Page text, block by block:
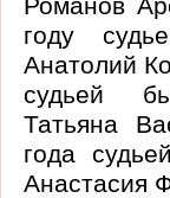
году
Анатолий
судьей
Татьяна
года
Анастасия